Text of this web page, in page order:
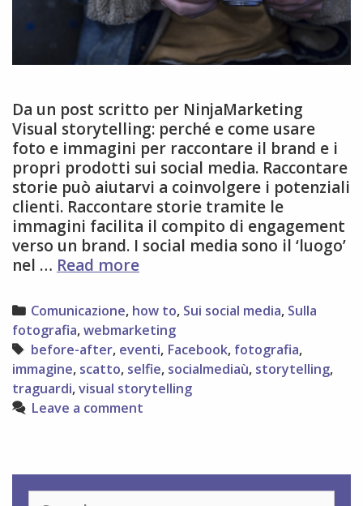
Da un post scritto per NinjaMarketing
Visual storytelling: perché e come usare
foto e immagini per raccontare il brand e i
propri prodotti sui social media. Raccontare
storie può aiutarvi a coinvolgere i potenziali
clienti. Raccontare storie tramite le
immagini facilita il compito di engagement
verso un brand. I social media sono il ‘luogo’
nel … Read more8
per
fare
visual
storytelling
sui
social
media
Categories
Comunicazione, how to, Sui social media, Sulla
fotografia,webmarketing
Tags
before-after, eventi, Facebook, fotografia,
immagine, scatto, selfie, socialmediaù, storytelling,
traguardi,visual storytelling
Leave a comment